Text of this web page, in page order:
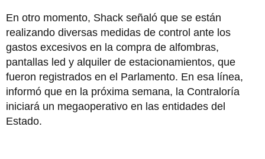
En otro momento, Shack señaló que se están
realizando diversas medidas de control ante los
gastos excesivos en la compra de alfombras,
pantallas led y alquiler de estacionamientos, que
fueron registrados en el Parlamento. En esa línea,
informó que en la próxima semana, la Contraloría
iniciará un megaoperativo en las entidades del
Estado.